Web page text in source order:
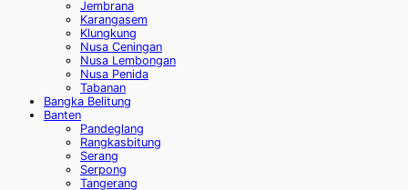
Jembrana
Karangasem
Klungkung
Nusa Ceningan
Nusa Lembongan
Nusa Penida
Tabanan
Bangka Belitung
Banten
Pandeglang
Rangkasbitung
Serang
Serpong
Tangerang